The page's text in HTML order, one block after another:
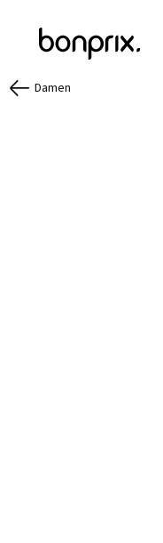
Damen